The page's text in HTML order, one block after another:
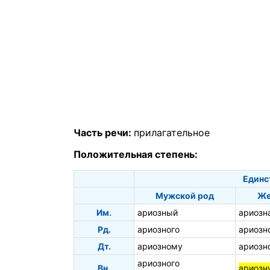
Часть речи: прилагательное
Положительная степень:
Мужской род
Им.
ариозный
Рд.
ариозного
Дт.
ариозному
ариозного